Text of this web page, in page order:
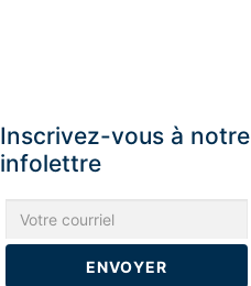
Inscrivez-vous à notre
infolettre